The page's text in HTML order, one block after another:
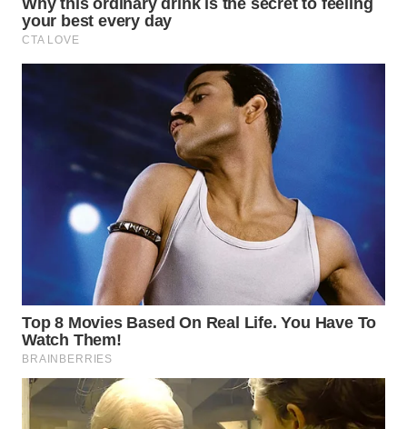
WN
NIAS
TAPANULI
SELATAN
WN
KARO
WN
SIMALUNGUN